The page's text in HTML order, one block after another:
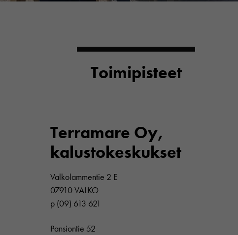
Toimipisteet
Terramare Oy,
kalustokeskukset
Valkolammentie 2 E
07910 VALKO
p (09) 613 621
Pansiontie 52